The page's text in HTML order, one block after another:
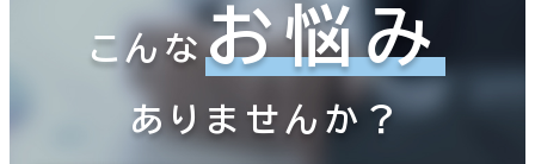
こんなお悩み
ありませんか？